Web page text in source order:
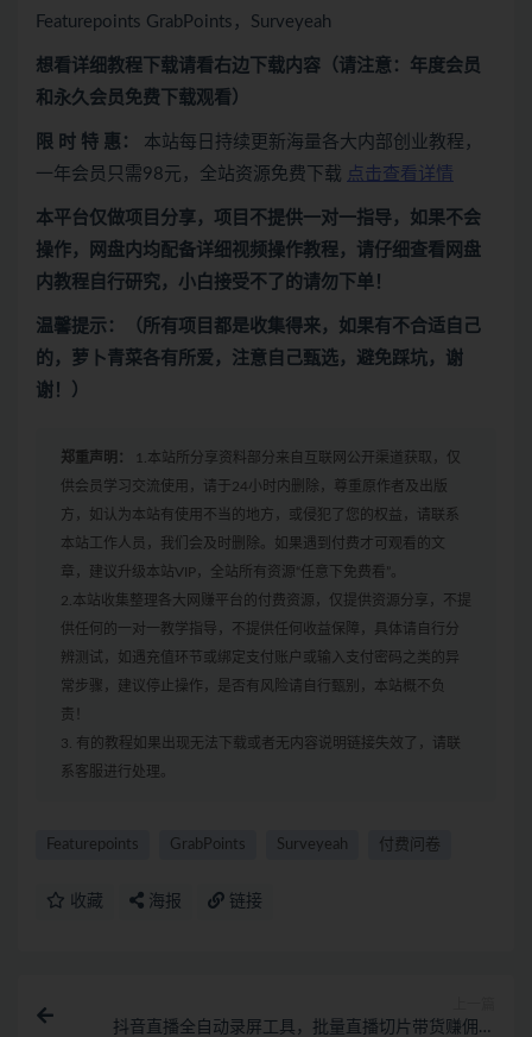
Featurepoints GrabPoints，Surveyeah
想看详细教程下载请看右边下载内容 （请注意：年度会员
和永久会员免费下载观看）
限 时 特 惠： 本站每日持续更新海量各大内部创业教程，
一年会员只需98元，全站资源免费下载 点击查看详情
本平台仅做项目分享，项目不提供一对一指导，如果不会
操作，网盘内均配备详细视频操作教程，请仔细查看网盘
内教程自行研究，小白接受不了的请勿下单！
温馨提示：（所有项目都是收集得来，如果有不合适自己
的，萝卜青菜各有所爱，注意自己甄选，避免踩坑，谢
谢！）
郑重声明：
1.本站所分享资料部分来自互联网公开渠道获取，仅
供会员学习交流使用，请于24小时内删除，尊重原作者及出版
方，如认为本站有使用不当的地方，或侵犯了您的权益，请联系
本站工作人员，我们会及时删除。如果遇到付费才可观看的文
章，建议升级本站VIP，全站所有资源“任意下免费看”。
2.本站收集整理各大网赚平台的付费资源，仅提供资源分享，不提
供任何的一对一教学指导，不提供任何收益保障，具体请自行分
辨测试，如遇充值环节或绑定支付账户或输入支付密码之类的异
常步骤，建议停止操作，是否有风险请自行甄别，本站概不负
责！
3. 有的教程如果出现无法下载或者无内容说明链接失效了，请联
系客服进行处理。
Featurepoints GrabPoints Surveyeah 付费问卷
收藏 海报 链接
抖音直播全自动录屏工具，批量直播切片带货赚佣金